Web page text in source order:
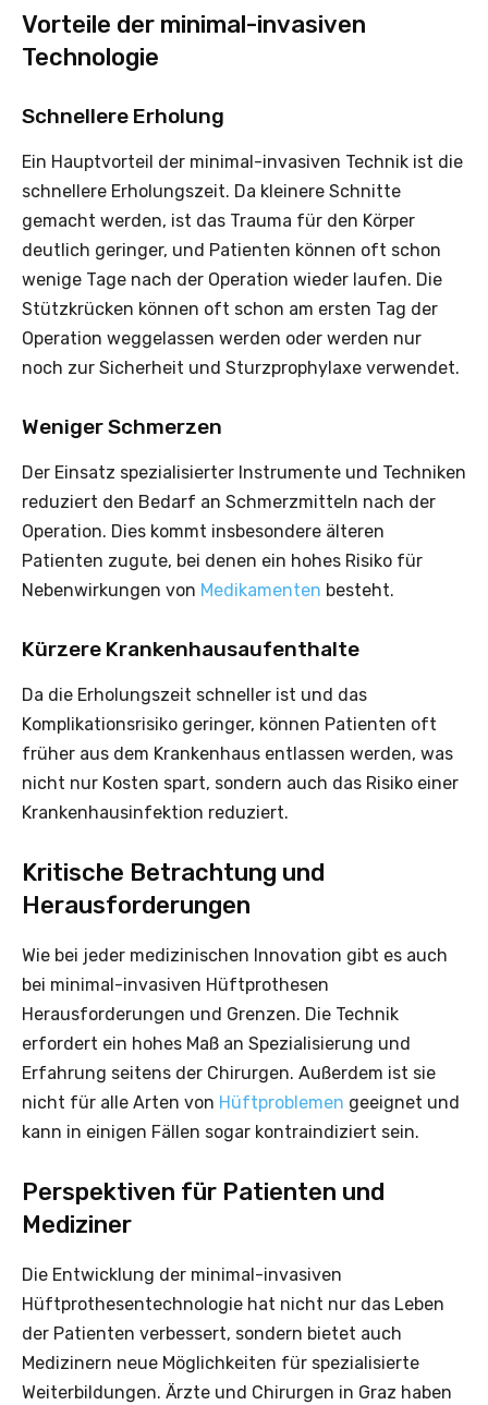
Vorteile der minimal-invasiven
Technologie
Schnellere Erholung
Ein Hauptvorteil der minimal-invasiven Technik ist die
schnellere Erholungszeit. Da kleinere Schnitte
gemacht werden, ist das Trauma für den Körper
deutlich geringer, und Patienten können oft schon
wenige Tage nach der Operation wieder laufen. Die
Stützkrücken können oft schon am ersten Tag der
Operation weggelassen werden oder werden nur
noch zur Sicherheit und Sturzprophylaxe verwendet.
Weniger Schmerzen
Der Einsatz spezialisierter Instrumente und Techniken
reduziert den Bedarf an Schmerzmitteln nach der
Operation. Dies kommt insbesondere älteren
Patienten zugute, bei denen ein hohes Risiko für
Nebenwirkungen von Medikamenten besteht.
Kürzere Krankenhausaufenthalte
Da die Erholungszeit schneller ist und das
Komplikationsrisiko geringer, können Patienten oft
früher aus dem Krankenhaus entlassen werden, was
nicht nur Kosten spart, sondern auch das Risiko einer
Krankenhausinfektion reduziert.
Kritische Betrachtung und
Herausforderungen
Wie bei jeder medizinischen Innovation gibt es auch
bei minimal-invasiven Hüftprothesen
Herausforderungen und Grenzen. Die Technik
erfordert ein hohes Maß an Spezialisierung und
Erfahrung seitens der Chirurgen. Außerdem ist sie
nicht für alle Arten von Hüftproblemen geeignet und
kann in einigen Fällen sogar kontraindiziert sein.
Perspektiven für Patienten und
Mediziner
Die Entwicklung der minimal-invasiven
Hüftprothesentechnologie hat nicht nur das Leben
der Patienten verbessert, sondern bietet auch
Medizinern neue Möglichkeiten für spezialisierte
Weiterbildungen. Ärzte und Chirurgen in Graz haben